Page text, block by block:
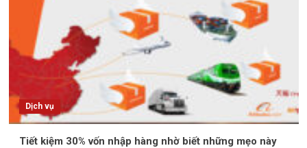
Dịch vụ
Tiết kiệm 30% vốn nhập hàng nhờ biết những mẹo này